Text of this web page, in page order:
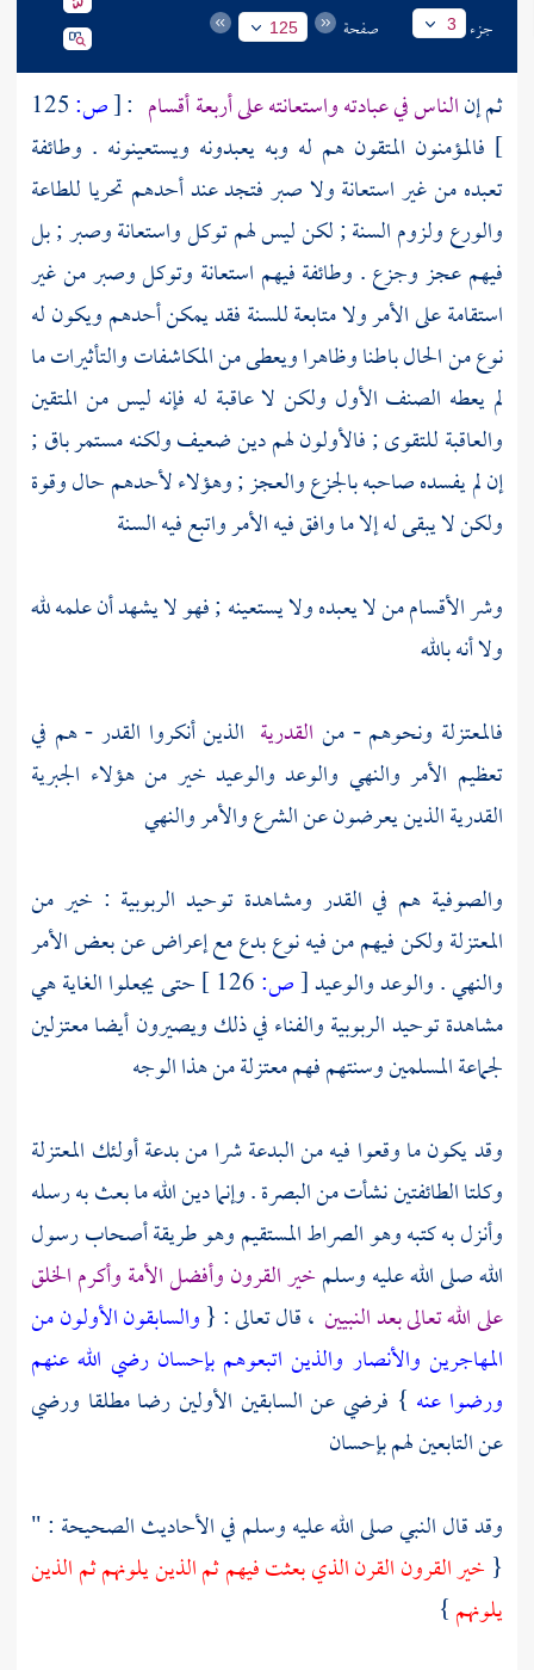
جزء 3 صفحة 125
ثم إنالناس في عبادته واستعانته على أربعة أقسام :
[ص:125
] فالمؤمنون المتقون هم له وبه يعبدونه ويستعينونه . وطائفة
تعبده من غير استعانة ولا صبر فتجد عند أحدهم تحريا للطاعة
والورع ولزوم السنة ; لكن ليس لهم توكل واستعانة وصبر ; بل
فيهم عجز وجزع . وطائفة فيهم استعانة وتوكل وصبر من غير
استقامة على الأمر ولا متابعة للسنة فقد يمكن أحدهم ويكون له
نوع من الحال باطنا وظاهرا ويعطى من المكاشفات والتأثيرات ما
لم يعطه الصنف الأول ولكن لا عاقبة له فإنه ليس من المتقين
والعاقبة للتقوى ; فالأولون لهم دين ضعيف ولكنه مستمر باق ;
إن لم يفسده صاحبه بالجزع والعجز ; وهؤلاء لأحدهم حال وقوة
ولكن لا يبقى له إلا ما وافق فيه الأمر واتبع فيه السنة
وشر الأقسام من لا يعبده ولا يستعينه ; فهو لا يشهد أن علمه لله
ولا أنه بالله
فالمعتزلة ونحوهم - من القدرية الذين أنكروا القدر- هم في
تعظيم الأمر والنهي والوعد والوعيد خير من هؤلاء الجبرية
القدريةالذين يعرضون عن الشرع والأمر والنهي
والصوفية هم في القدر ومشاهدة توحيد الربوبية : خير من
المعتزلةولكن فيهم من فيه نوع بدع مع إعراض عن بعض الأمر
والنهي . والوعد والوعيد[ص:
حتى يجعلوا الغاية هي
مشاهدة توحيد الربوبية والفناء في ذلك ويصيرون أيضا معتزلين
لجماعة المسلمين وسنتهم فهم معتزلة من هذا الوجه
وقد يكون ما وقعوا فيه من البدعة شرا من بدعة أولئك المعتزلة
وكلتا الطائفتين نشأت منالبصرة. وإنما دين الله ما بعث به رسله
وأنزل به كتبه وهو الصراط المستقيم وهو طريقة أصحاب رسول
الله صلى الله عليه وسلمخير القرون وأفضل الأمة وأكرم الخلق
على الله تعالى بعد النبيين ، قال تعالى : {والسابقون الأولون من
المهاجرين والأنصار والذين اتبعوهم بإحسان رضي الله عنهم
ورضوا عنه } فرضي عن السابقين الأولين رضا مطلقا ورضي
عن التابعين لهم بإحسان
وقد قال النبي صلى الله عليه وسلم في الأحاديث الصحيحة : "
{ خير القرون القرن الذي بعثت فيهم ثم الذين يلونهم ثم الذين
يلونهم}